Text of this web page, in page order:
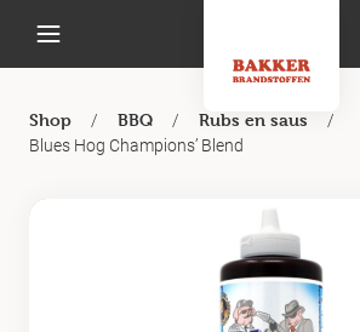
Shop / BBQ / Rubs en saus
/
Blues Hog Champions’ Blend